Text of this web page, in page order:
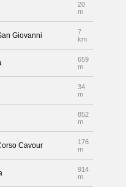
20
m
Giovanni
7
km
659
m
34
m
852
m
Cavour
176
m
914
m